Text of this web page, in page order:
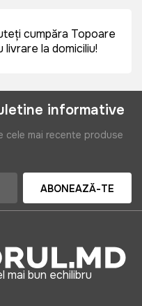
cumpăra Topoare
la domiciliu!
informative
cele mai recente produse
ABONEAZĂ-TE
mai bun echilibru